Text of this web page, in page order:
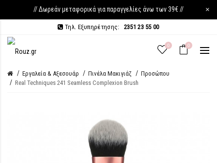
// Δωρεάν μεταφορικά για παραγγελίες άνω των 39€ // ×
Τηλ. Εξυπηρέτησης: 2351 23 55 00
0 0
Εργαλεία & Αξεσουάρ Πινέλα Μακιγιάζ
Προσώπου
Real Techniques 241 Seamless Complexion Brush